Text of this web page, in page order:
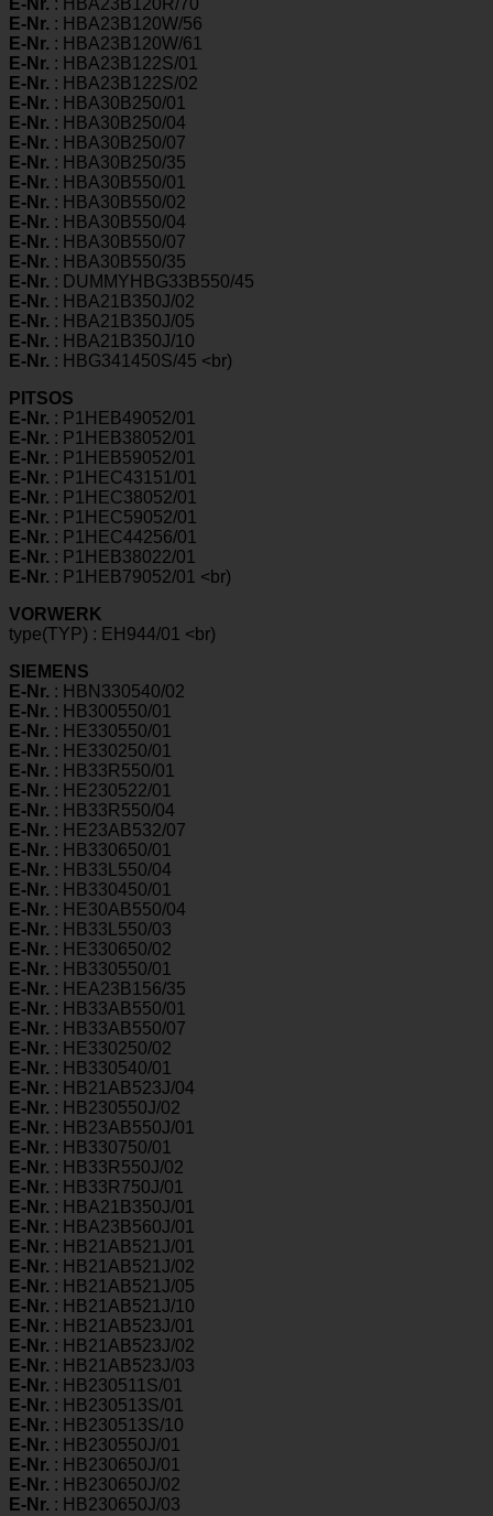
E-Nr. : HBA23B120R/70
E-Nr. : HBA23B120W/56
E-Nr. : HBA23B120W/61
E-Nr. : HBA23B122S/01
E-Nr. : HBA23B122S/02
E-Nr. : HBA30B250/01
E-Nr. : HBA30B250/04
E-Nr. : HBA30B250/07
E-Nr. : HBA30B250/35
E-Nr. : HBA30B550/01
E-Nr. : HBA30B550/02
E-Nr. : HBA30B550/04
E-Nr. : HBA30B550/07
E-Nr. : HBA30B550/35
E-Nr. : DUMMYHBG33B550/45
E-Nr. : HBA21B350J/02
E-Nr. : HBA21B350J/05
E-Nr. : HBA21B350J/10
E-Nr. : HBG341450S/45 <br)
PITSOS
E-Nr. : P1HEB49052/01
E-Nr. : P1HEB38052/01
E-Nr. : P1HEB59052/01
E-Nr. : P1HEC43151/01
E-Nr. : P1HEC38052/01
E-Nr. : P1HEC59052/01
E-Nr. : P1HEC44256/01
E-Nr. : P1HEB38022/01
E-Nr. : P1HEB79052/01 <br)
VORWERK
type(TYP) : EH944/01 <br)
SIEMENS
E-Nr. : HBN330540/02
E-Nr. : HB300550/01
E-Nr. : HE330550/01
E-Nr. : HE330250/01
E-Nr. : HB33R550/01
E-Nr. : HE230522/01
E-Nr. : HB33R550/04
E-Nr. : HE23AB532/07
E-Nr. : HB330650/01
E-Nr. : HB33L550/04
E-Nr. : HB330450/01
E-Nr. : HE30AB550/04
E-Nr. : HB33L550/03
E-Nr. : HE330650/02
E-Nr. : HB330550/01
E-Nr. : HEA23B156/35
E-Nr. : HB33AB550/01
E-Nr. : HB33AB550/07
E-Nr. : HE330250/02
E-Nr. : HB330540/01
E-Nr. : HB21AB523J/04
E-Nr. : HB230550J/02
E-Nr. : HB23AB550J/01
E-Nr. : HB330750/01
E-Nr. : HB33R550J/02
E-Nr. : HB33R750J/01
E-Nr. : HBA21B350J/01
E-Nr. : HBA23B560J/01
E-Nr. : HB21AB521J/01
E-Nr. : HB21AB521J/02
E-Nr. : HB21AB521J/05
E-Nr. : HB21AB521J/10
E-Nr. : HB21AB523J/01
E-Nr. : HB21AB523J/02
E-Nr. : HB21AB523J/03
E-Nr. : HB230511S/01
E-Nr. : HB230513S/01
E-Nr. : HB230513S/10
E-Nr. : HB230550J/01
E-Nr. : HB230650J/01
E-Nr. : HB230650J/02
E-Nr. : HB230650J/03